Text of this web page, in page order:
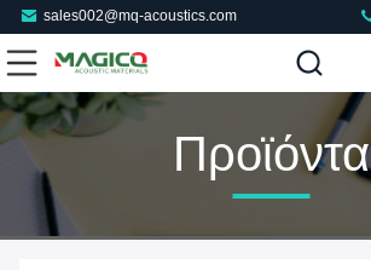
sales002@mq-acoustics.com
Προϊόντα